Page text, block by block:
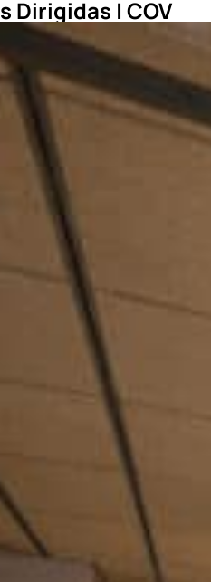
Dirigidas | COV